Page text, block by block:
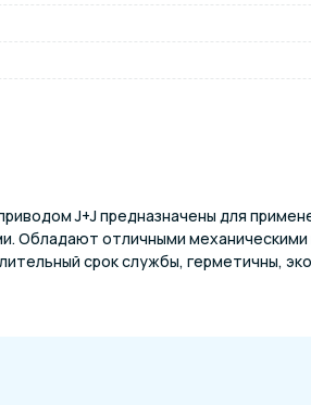
J+J предназначены для
Обладают отличными
срок службы, герметичны,